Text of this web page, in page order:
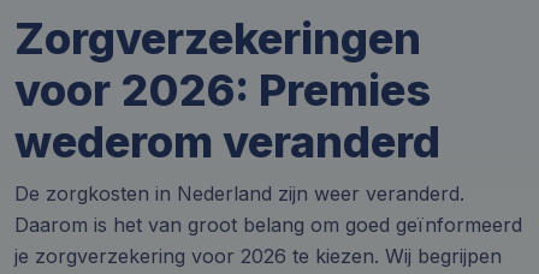
Zorgverzekeringen
voor 2026: Premies
wederom veranderd
De zorgkosten in Nederland zijn weer veranderd.
Daarom is het van groot belang om goed geïnformeerd
je zorgverzekering voor 2026 te kiezen. Wij begrijpen